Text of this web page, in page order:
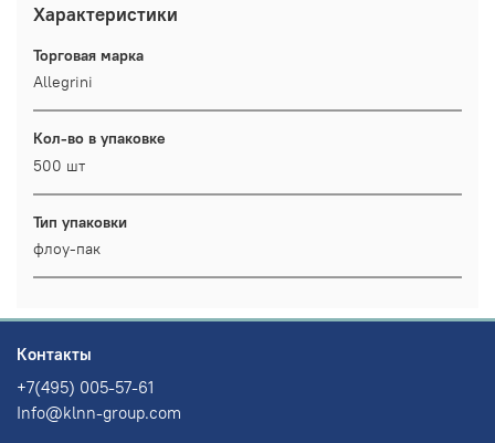
Характеристики
Торговая марка
Allegrini
Кол-во в упаковке
500 шт
Тип упаковки
флоу-пак
Контакты
+7(495) 005-57-61
Info@klnn-group.com